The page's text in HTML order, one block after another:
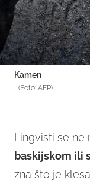
Kamen
(Foto: AFP)
Lingvisti se ne
baskijskom ili
zna što je